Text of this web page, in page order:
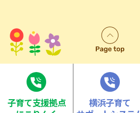
⼦育て⽀援拠点
横浜子育て